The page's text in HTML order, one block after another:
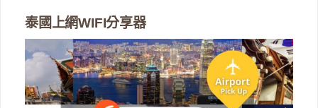
泰國上網WIFI分享器